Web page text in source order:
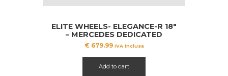
ELITE WHEELS- ELEGANCE-R 18″
– MERCEDES DEDICATED
€679.99 IVA inclusa
Add to cart